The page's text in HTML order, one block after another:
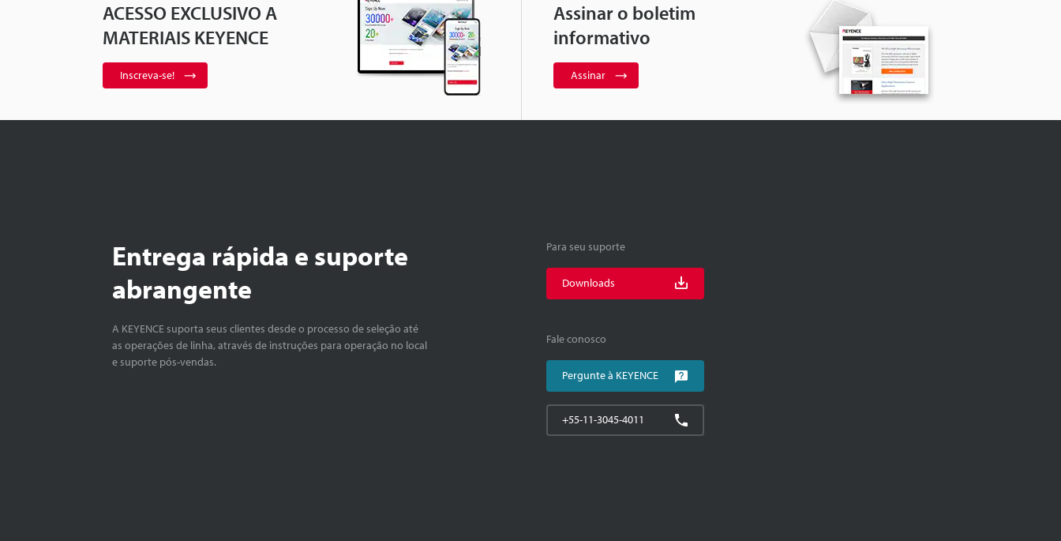
ACESSO EXCLUSIVO A
MATERIAIS KEYENCE
Inscreva-se!
Assinar o boletim
informativo
Assinar
Entrega rápida e suporte
abrangente
A KEYENCE suporta seus clientes desde o processo de seleção até
as operações de linha, através de instruções para operação no local
e suporte pós-vendas.
Para seu suporte
Downloads
Fale conosco
Pergunte à KEYENCE
+55-11-3045-4011